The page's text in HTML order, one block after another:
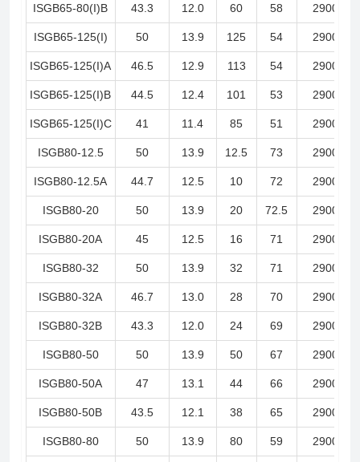
ISGB65-80(I)B 43.3 12.0 60 58 2900
ISGB65-125(I) 50 13.9 125 54 2900
ISGB65-125(I)A 46.5 12.9 113 54 2900
ISGB65-125(I)B 44.5 12.4 101 53 2900
ISGB65-125(I)C 41 11.4 85 51 2900
ISGB80-12.5 50 13.9 12.5 73 2900
ISGB80-12.5A 44.7 12.5 10 72 2900
ISGB80-20 50 13.9 20 72.5 2900
ISGB80-20A 45 12.5 16 71 2900
ISGB80-32 50 13.9 32 71 2900
ISGB80-32A 46.7 13.0 28 70 2900
ISGB80-32B 43.3 12.0 24 69 2900
ISGB80-50 50 13.9 50 67 2900
ISGB80-50A 47 13.1 44 66 2900
ISGB80-50B 43.5 12.1 38 65 2900
ISGB80-80 50 13.9 80 59 2900